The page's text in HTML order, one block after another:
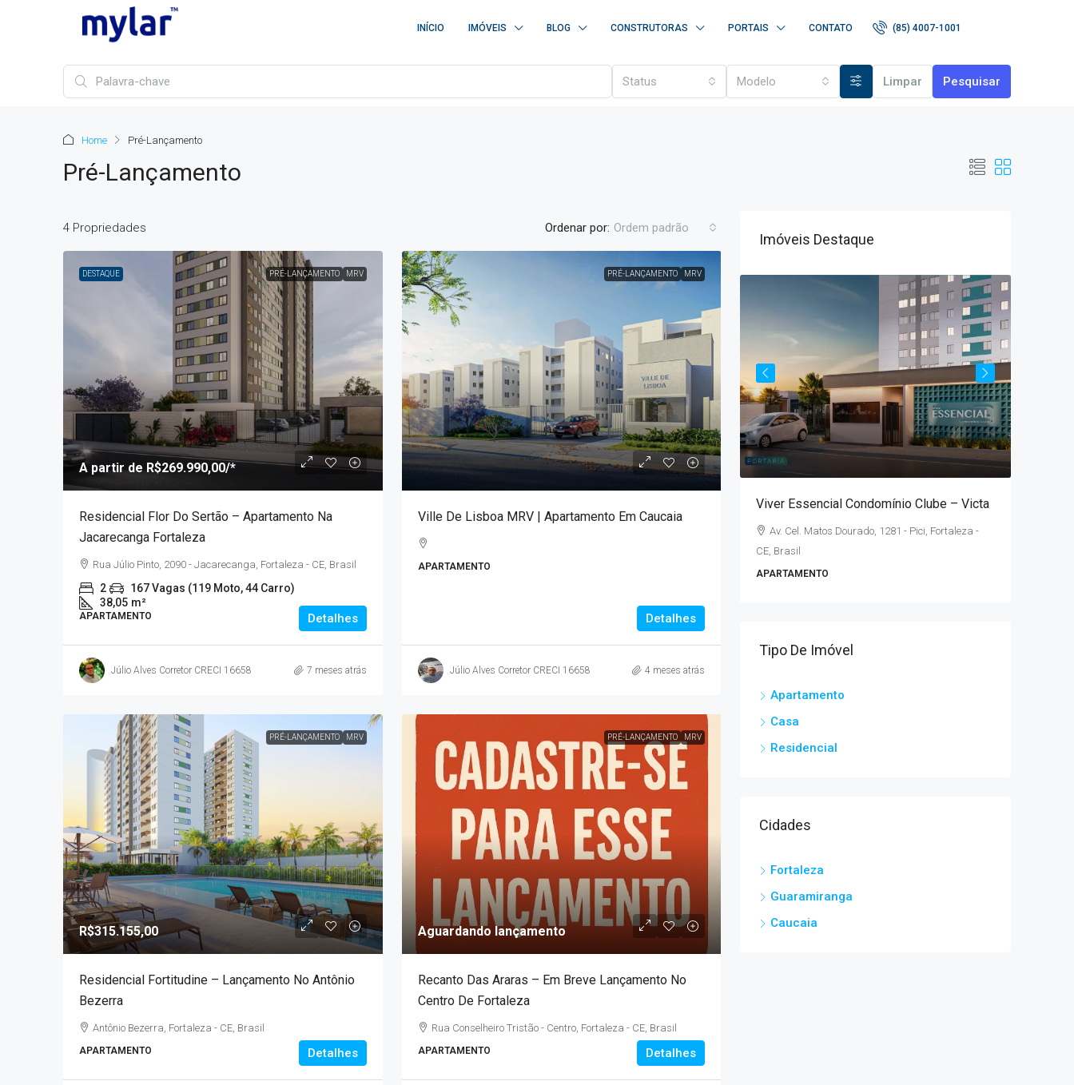
INÍCIO IMÓVEIS BLOG CONSTRUTORAS PORTAIS CONTATO (85) 4007-1001
Status Modelo Limpar Pesquisar
Home Pré-Lançamento
Pré-Lançamento
4 Propriedades Ordenar por: Ordem padrão
DESTAQUE PRÉ-LANÇAMENTO MRV
A partir de R$269.990,00/*
Residencial Flor Do Sertão – Apartamento Na
Jacarecanga Fortaleza
Rua Júlio Pinto, 2090 - Jacarecanga, Fortaleza - CE, Brasil
2
167 Vagas (119 Moto, 44 Carro)
38,05 m²
APARTAMENTO Detalhes
Júlio Alves Corretor CRECI 16658 7 meses atrás
PRÉ-LANÇAMENTO MRV
Ville De Lisboa MRV | Apartamento Em Caucaia
APARTAMENTO
Detalhes
Júlio Alves Corretor CRECI 16658 4 meses atrás
PRÉ-LANÇAMENTO MRV
R$315.155,00
Residencial Fortitudine – Lançamento No Antônio
Bezerra
Antônio Bezerra, Fortaleza - CE, Brasil
APARTAMENTO Detalhes
PRÉ-LANÇAMENTO MRV
Aguardando lançamento
Recanto Das Araras – Em Breve Lançamento No
Centro De Fortaleza
Rua Conselheiro Tristão - Centro, Fortaleza - CE, Brasil
APARTAMENTO Detalhes
Imóveis Destaque
A partir de R$377.936,39/*
Fortaleza Próximos Ao RioMar Kennedy
Avenida Sargento Hermínio Sampaio, 2000 -
Monte Castelo, Fortaleza - CE, Brasil
3 2
Duas diáriasR$1.000,00
R$900,00/Uma diária
Verdelandia 01
Pernambuquinho, Guaramiranga - CE, Brasil
Viver Essencial Condomínio Clube – Victa
Av. Cel. Matos Dourado, 1281 - Pici, Fortaleza -
CE, Brasil
APARTAMENTO
Tipo De Imóvel
Apartamento
Casa
Residencial
Cidades
Fortaleza
Guaramiranga
Caucaia